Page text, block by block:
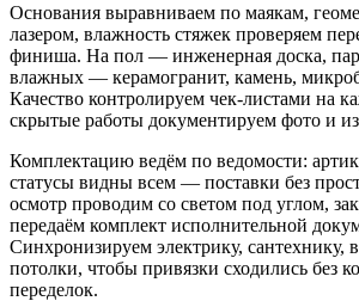
Основания выравниваем по маякам,
лазером, влажность стяжек проверяем
финиша. На пол — инженерная доска,
влажных — керамогранит, камень,
Качество контролируем чек‑листами на
скрытые работы документируем фото и
Комплектацию ведём по ведомости:
статусы видны всем — поставки без
осмотр проводим со светом под углом,
передаём комплект исполнительной
Синхронизируем электрику, сантехнику,
потолки, чтобы привязки сходились без
переделок.